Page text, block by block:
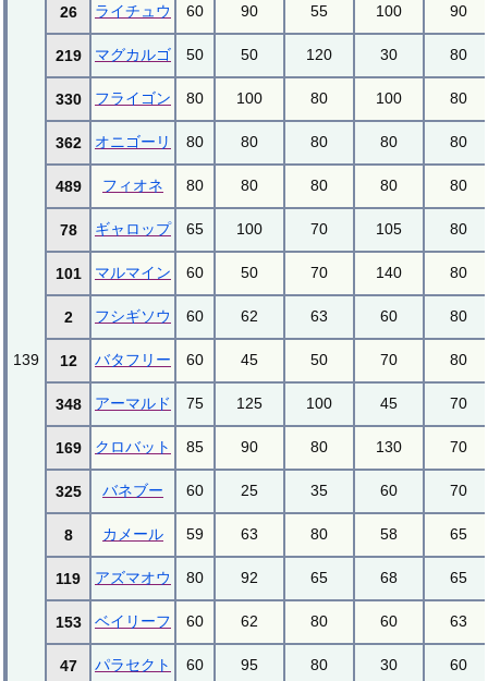
139
26 ライチュウ 60 90 55 100 90
219 マグカルゴ 50 50 120 30 80
330 フライゴン 80 100 80 100 80
362 オニゴーリ 80 80 80 80 80
489 フィオネ 80 80 80 80 80
78 ギャロップ 65 100 70 105 80
101 マルマイン 60 50 70 140 80
2 フシギソウ 60 62 63 60 80
12 バタフリー 60 45 50 70 80
348 アーマルド 75 125 100 45 70
169 クロバット 85 90 80 130 70
325 バネブー 60 25 35 60 70
8 カメール 59 63 80 58 65
119 アズマオウ 80 92 65 68 65
153 ベイリーフ 60 62 80 60 63
47 パラセクト 60 95 80 30 60